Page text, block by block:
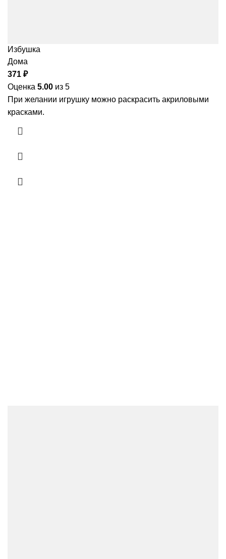
Избушка
Дома
371 ₽
Оценка 5.00 из 5
При желании игрушку можно раскрасить акриловыми
красками.